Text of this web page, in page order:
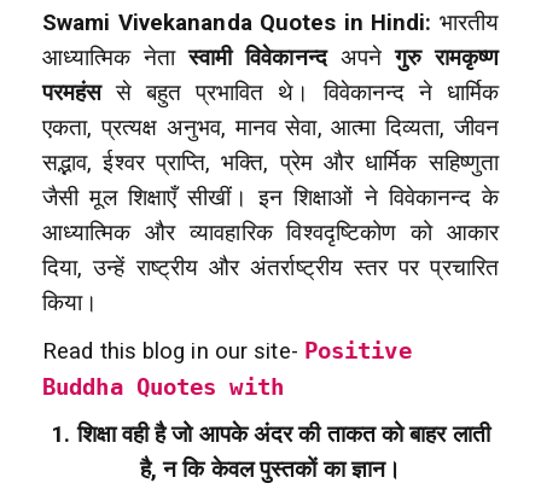
Swami Vivekananda Quotes in Hindi: भारतीय
आध्यात्मिक नेतास्वामी विवेकानन्दअपनेगुरु रामकृष्ण
परमहंससे बहुत प्रभावित थे। विवेकानन्द ने धार्मिक
एकता, प्रत्यक्ष अनुभव, मानव सेवा, आत्मा दिव्यता, जीवन
सद्भाव, ईश्वर प्राप्ति, भक्ति, प्रेम और धार्मिक सहिष्णुता
जैसी मूल शिक्षाएँ सीखीं। इन शिक्षाओं ने विवेकानन्द के
आध्यात्मिक और व्यावहारिक विश्वदृष्टिकोण को आकार
दिया, उन्हें राष्ट्रीय और अंतर्राष्ट्रीय स्तर पर प्रचारित
किया।
Read this blog in our site- Positive
Buddha Quotes with
1. शिक्षा वही है जो आपके अंदर की ताकत को बाहर लाती
है, न कि केवल पुस्तकों का ज्ञान।